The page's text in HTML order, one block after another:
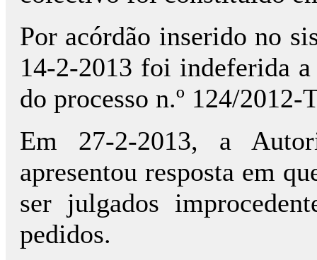
Por acórdão inserido no
14-2-2013 foi indeferida a
do processo n.º 124/2012-
Em 27-2-2013, a
apresentou resposta em
ser julgados
pedidos.